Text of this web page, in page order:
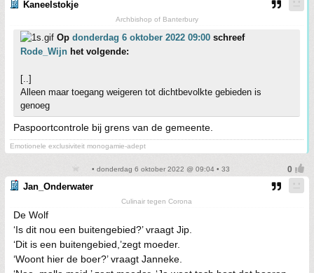
Kaneelstokje
Archbishop of Banterbury
Op donderdag 6 oktober 2022 09:00 schreef
Rode_Wijn het volgende:
[..]
Alleen maar toegang weigeren tot dichtbevolkte gebieden is
genoeg
Paspoortcontrole bij grens van de gemeente.
Emotionele exclusiviteit monogamie-adept
• donderdag 6 oktober 2022 @ 09:04 • 33
Jan_Onderwater
Culinair tegen Corona
De Wolf
‘Is dit nou een buitengebied?’ vraagt Jip.
‘Dit is een buitengebied,’zegt moeder.
‘Woont hier de boer?’ vraagt Janneke.